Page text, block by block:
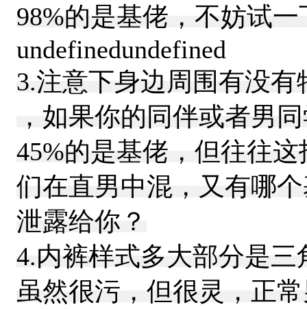
98%的是基佬，不妨试
undefinedundefined
3.注意下身边周围有没
，如果你的同伴或者男
45%的是基佬，但往往
们在直男中混，又有哪
泄露给你？
4.内裤样式多大部分是三
虽然很污，但很灵，正